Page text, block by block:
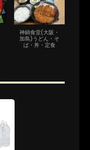
神鍋食堂(大阪・
加島)うどん・そ
ば・丼・定食